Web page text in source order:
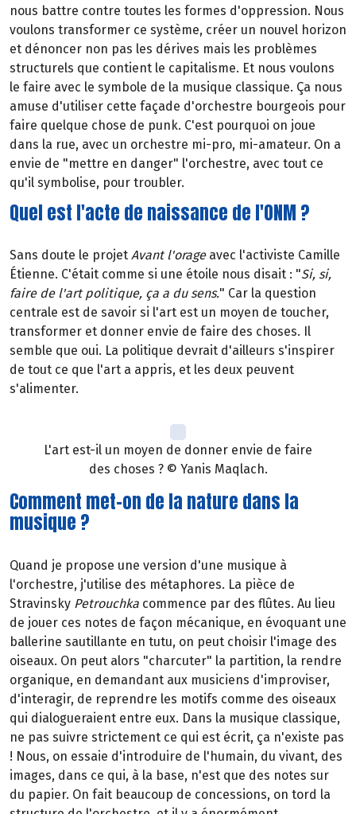
nous battre contre toutes les formes d'oppression. Nous
voulons transformer ce système, créer un nouvel horizon
et dénoncer non pas les dérives mais les problèmes
structurels que contient le capitalisme. Et nous voulons
le faire avec le symbole de la musique classique. Ça nous
amuse d'utiliser cette façade d'orchestre bourgeois pour
faire quelque chose de punk. C'est pourquoi on joue
dans la rue, avec un orchestre mi-pro, mi-amateur. On a
envie de "mettre en danger" l'orchestre, avec tout ce
qu'il symbolise, pour troubler.
Quel est l'acte de naissance de l'ONM ?
Sans doute le projet Avant l'orageavec l'activiste Camille
Étienne. C'était comme si une étoile nous disait : "Si, si,
faire de l'art politique, ça a du sens." Car la question
centrale est de savoir si l'art est un moyen de toucher,
transformer et donner envie de faire des choses. Il
semble que oui. La politique devrait d'ailleurs s'inspirer
de tout ce que l'art a appris, et les deux peuvent
s'alimenter.
L'art est-il un moyen de donner envie de faire
des choses ? © Yanis Maqlach.
Comment met-on de la nature dans la
musique ?
Quand je propose une version d'une musique à
l'orchestre, j'utilise des métaphores. La pièce de
Stravinsky Petrouchka commence par des flûtes. Au lieu
de jouer ces notes de façon mécanique, en évoquant une
ballerine sautillante en tutu, on peut choisir l'image des
oiseaux. On peut alors "charcuter" la partition, la rendre
organique, en demandant aux musiciens d'improviser,
d'interagir, de reprendre les motifs comme des oiseaux
qui dialogueraient entre eux. Dans la musique classique,
ne pas suivre strictement ce qui est écrit, ça n'existe pas
! Nous, on essaie d'introduire de l'humain, du vivant, des
images, dans ce qui, à la base, n'est que des notes sur
du papier. On fait beaucoup de concessions, on tord la